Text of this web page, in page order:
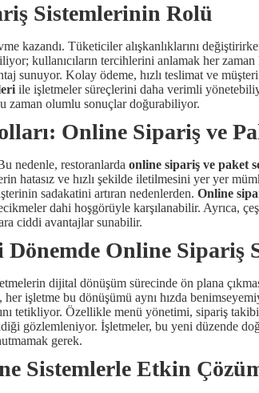
Sistemlerinin Rolü
kazandı. Tüketiciler alışkanlıklarını
kullanıcıların tercihlerini anlamak her
sunuyor. Kolay ödeme, hızlı teslimat ve
ile işletmeler süreçlerini daha verimli
zaman olumlu sonuçlar doğurabiliyor.
Online Sipariş ve
nedenle, restoranlarda online sipariş ve paket
hatasız ve hızlı şekilde iletilmesini yer yer
sadakatini artıran nedenlerden. Online
dahi hoşgörüyle karşılanabilir. Ayrıca,
ciddi avantajlar sunabilir.
Dönemde Online Sipariş
dijital dönüşüm sürecinde ön plana
işletme bu dönüşümü aynı hızda
tetikliyor. Özellikle menü yönetimi, sipariş
gözlemleniyor. İşletmeler, bu yeni düzende
gerek.
Sistemlerle Etkin